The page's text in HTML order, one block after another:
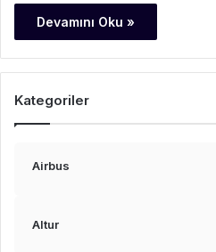
Devamını Oku »
Kategoriler
Airbus
Altur